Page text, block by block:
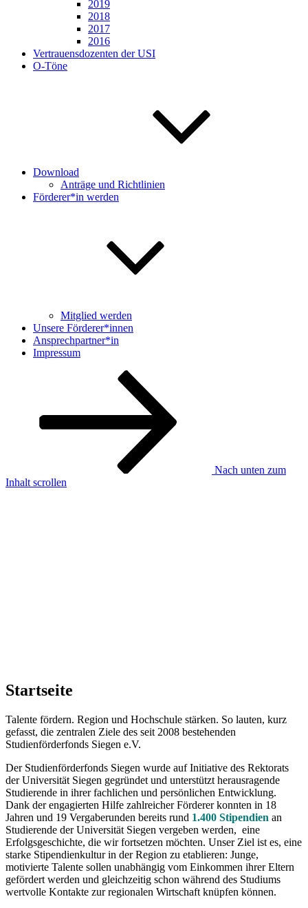
2019
2018
2017
2016
Vertrauensdozenten der USI
O-Töne
Download
Anträge und Richtlinien
Förderer*in werden
Mitglied werden
Unsere Förderer*innen
Ansprechpartner*in
Impressum
Nach unten zum
Inhalt scrollen
Startseite
Talente fördern. Region und Hochschule stärken. So lauten, kurz
gefasst, die zentralen Ziele des seit 2008 bestehenden
Studienförderfonds Siegen e.V.
Der Studienförderfonds Siegen wurde auf Initiative des Rektorats
der Universität Siegen gegründet und unterstützt herausragende
Studierende in ihrer fachlichen und persönlichen Entwicklung.
Dank der engagierten Hilfe zahlreicher Förderer konnten in 18
Jahren und 19 Vergaberunden bereits rund 1.400 Stipendien an
Studierende der Universität Siegen vergeben werden, eine
Erfolgsgeschichte, die wir fortsetzen möchten. Unser Ziel ist es, eine
starke Stipendienkultur in der Region zu etablieren: Junge,
motivierte Talente sollen unabhängig vom Einkommen ihrer Eltern
gefördert werden und gleichzeitig schon während des Studiums
wertvolle Kontakte zur regionalen Wirtschaft knüpfen können.